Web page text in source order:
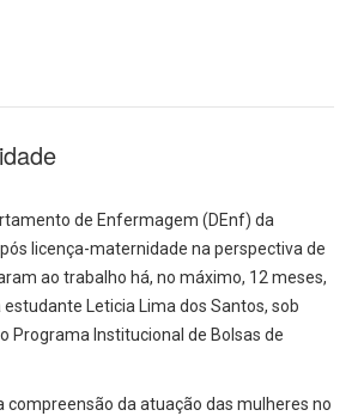
de Enfermagem (DEnf) da
licença-maternidade na perspectiva de
ao trabalho há, no máximo, 12 meses,
Leticia Lima dos Santos, sob
Programa Institucional de Bolsas de
compreensão da atuação das mulheres no